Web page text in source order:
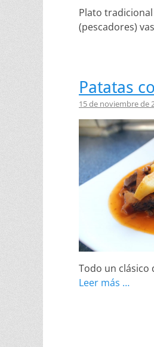
Plato
(pescadores)
Patatas
15 de noviembre de
Todo un clásico
Leer más …